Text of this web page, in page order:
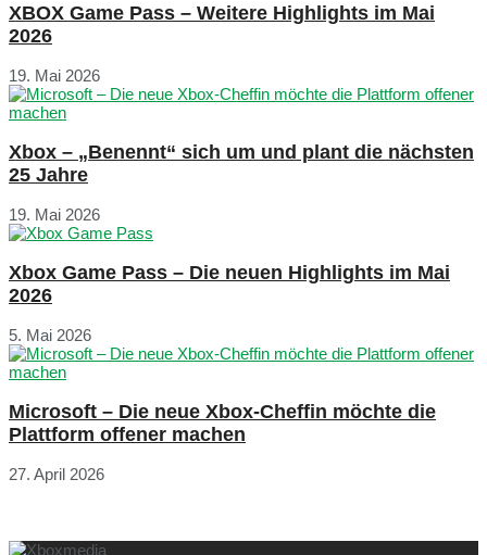
XBOX Game Pass – Weitere Highlights im Mai
2026
19. Mai 2026
Xbox – „Benennt“ sich um und plant die nächsten
25 Jahre
19. Mai 2026
Xbox Game Pass – Die neuen Highlights im Mai
2026
5. Mai 2026
Microsoft – Die neue Xbox-Cheffin möchte die
Plattform offener machen
27. April 2026